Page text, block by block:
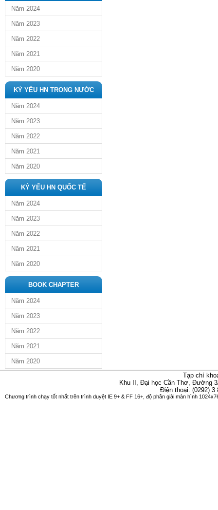
Năm 2024
Năm 2023
Năm 2022
Năm 2021
Năm 2020
KỶ YẾU HN TRONG NƯỚC
Năm 2024
Năm 2023
Năm 2022
Năm 2021
Năm 2020
KỶ YẾU HN QUỐC TẾ
Năm 2024
Năm 2023
Năm 2022
Năm 2021
Năm 2020
BOOK CHAPTER
Năm 2024
Năm 2023
Năm 2022
Năm 2021
Năm 2020
Tạp chí
Khu II, Đại học Cần Thơ, Đường
Điện thoại: (0292)
Chương trình chạy tốt nhất trên trình duyệt IE 9+ & FF 16+, độ phân giải màn hình